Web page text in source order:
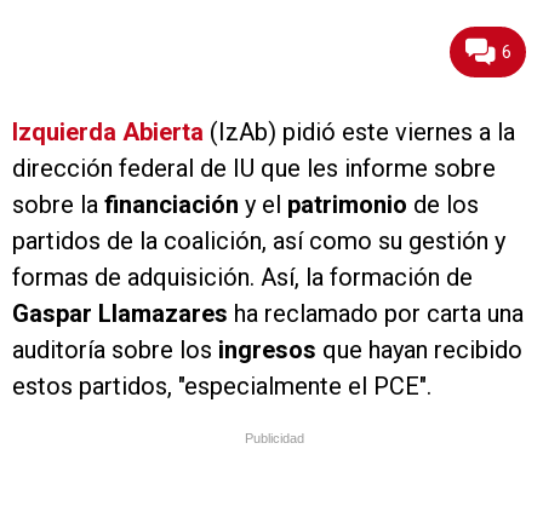
6
Izquierda Abierta (IzAb) pidió este viernes a la
dirección federal de IU que les informe sobre
sobre la financiación y el patrimonio de los
partidos de la coalición, así como su gestión y
formas de adquisición. Así, la formación de
Gaspar Llamazares ha reclamado por carta una
auditoría sobre los ingresos que hayan recibido
estos partidos, "especialmente el PCE".
Publicidad